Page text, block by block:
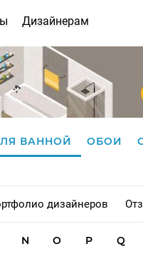
Дизайнерам
ВАННОЙ ОБОИ
дизайнеров
N O P Q